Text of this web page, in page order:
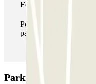
Forfait illimité
Pendant votre séjour,
parking aussi souvent
Parking INDIGO